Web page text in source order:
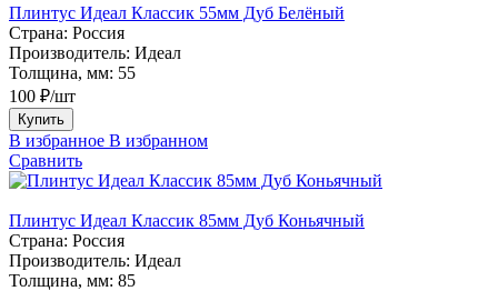
Плинтус Идеал Классик 55мм Дуб Белёный
Страна: Россия
Производитель: Идеал
Толщина, мм: 55
100 ₽/шт
Купить
В избранное В избранном
Сравнить
Плинтус Идеал Классик 85мм Дуб Коньячный
Страна: Россия
Производитель: Идеал
Толщина, мм: 85